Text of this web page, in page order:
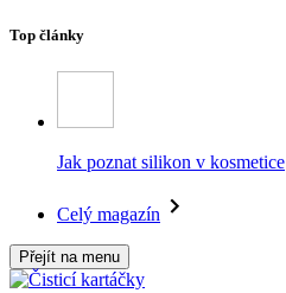
Top články
Jak poznat silikon v kosmetice
Celý magazín
Přejít na menu